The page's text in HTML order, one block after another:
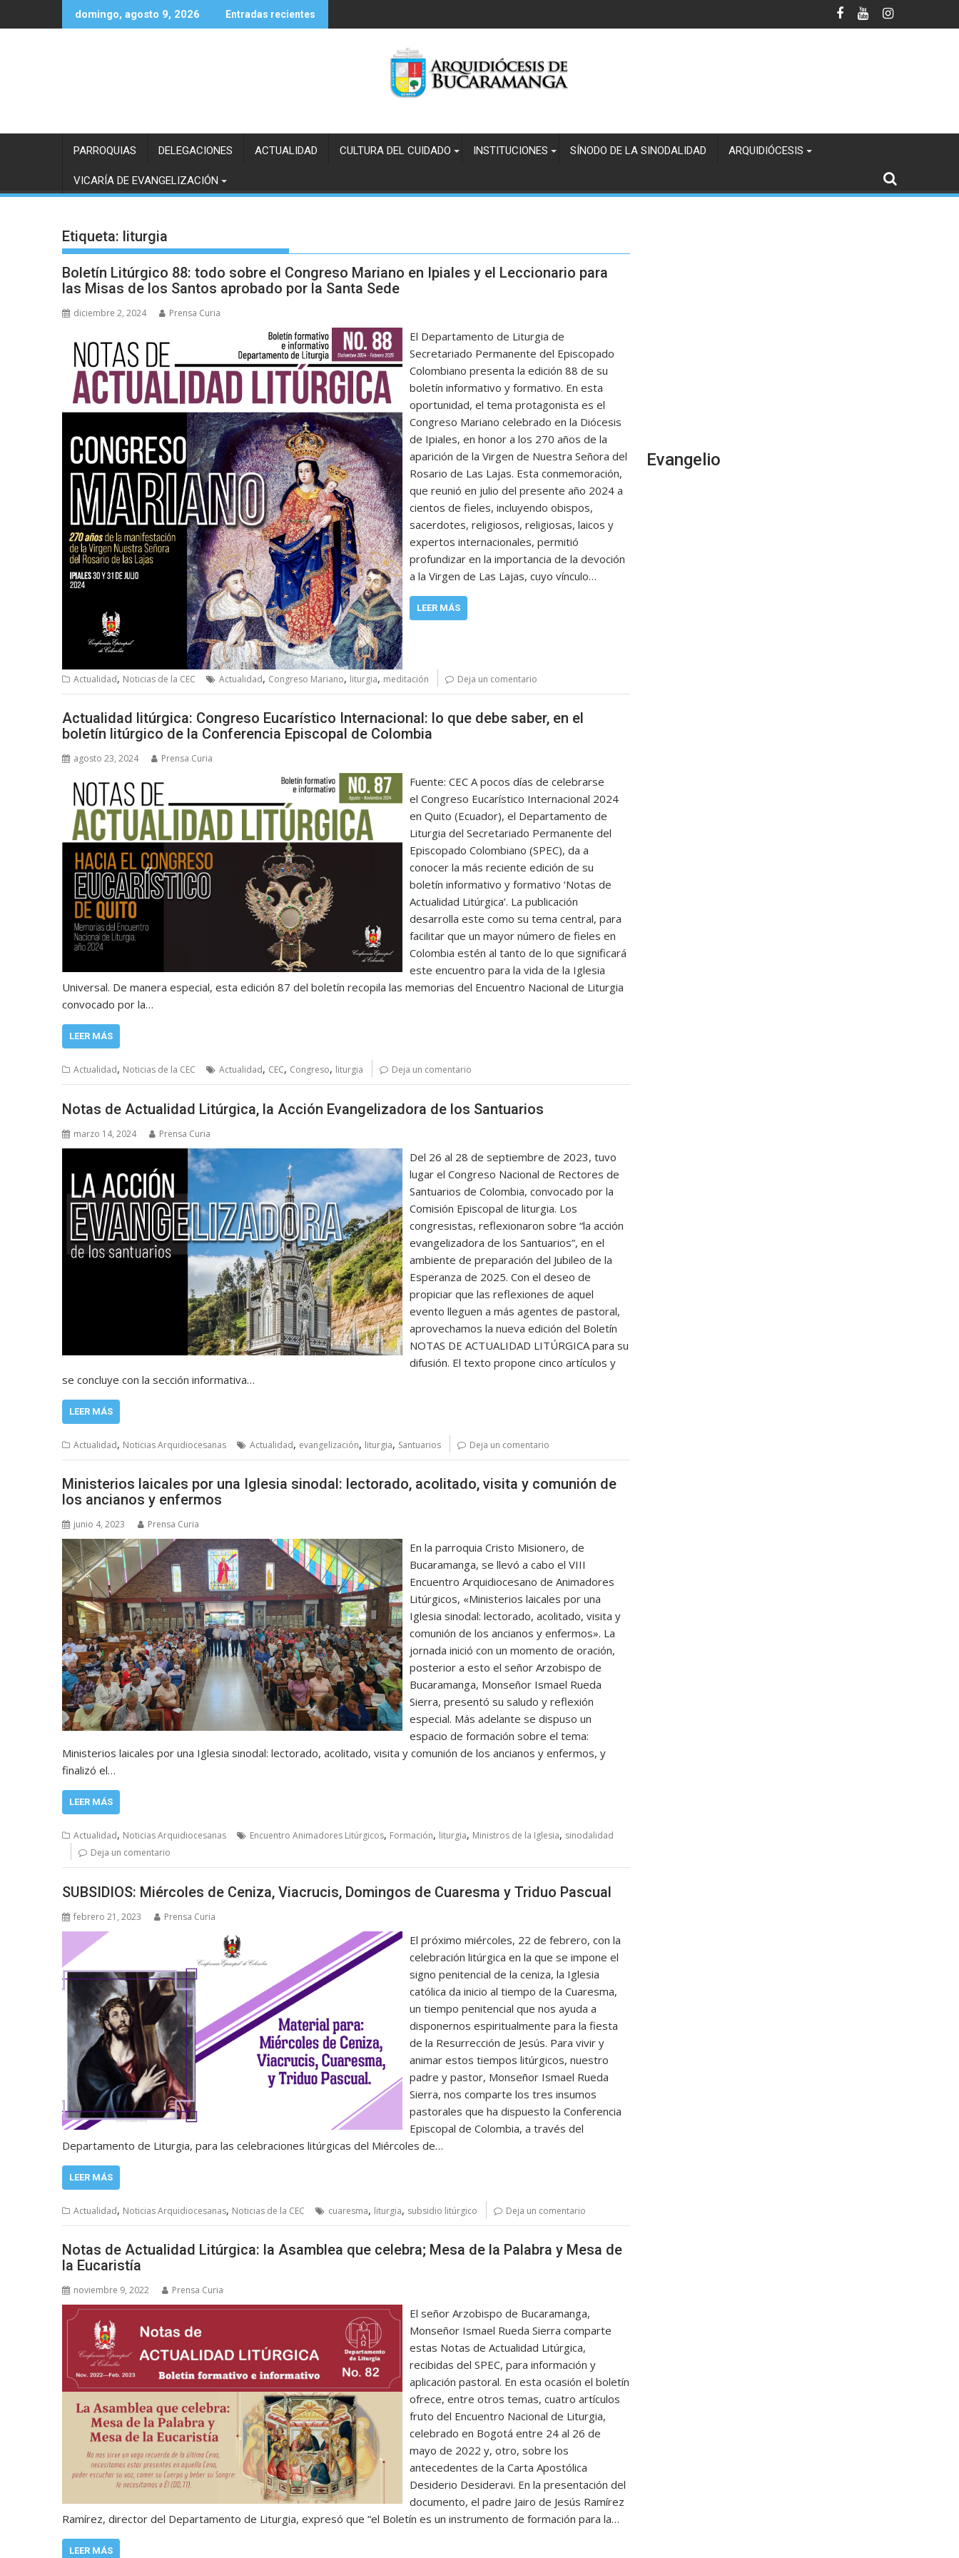
al
domingo, agosto 9, 2026 Entradas recientes
PARROQUIAS DELEGACIONES ACTUALIDAD CULTURA DEL CUIDADO INSTITUCIONES SÍNODO DE LA SINODALIDAD ARQUIDIÓCESIS
VICARÍA DE EVANGELIZACIÓN
Etiqueta: liturgia
Boletín Litúrgico 88: todo sobre el Congreso Mariano en Ipiales y el Leccionario para
las Misas de los Santos aprobado por la Santa Sede
diciembre 2, 2024 Prensa Curia
El Departamento de Liturgia de
Secretariado Permanente del Episcopado
Colombiano presenta la edición 88 de su
boletín informativo y formativo. En esta
oportunidad, el tema protagonista es el
Congreso Mariano celebrado en la Diócesis
de Ipiales, en honor a los 270 años de la
aparición de la Virgen de Nuestra Señora del
Rosario de Las Lajas. Esta conmemoración,
que reunió en julio del presente año 2024 a
cientos de fieles, incluyendo obispos,
sacerdotes, religiosos, religiosas, laicos y
expertos internacionales, permitió
profundizar en la importancia de la devoción
a la Virgen de Las Lajas, cuyo vínculo…
LEER MÁS
Actualidad, Noticias de la CEC Actualidad, Congreso Mariano, liturgia, meditación Deja un comentario
Actualidad litúrgica: Congreso Eucarístico Internacional: lo que debe saber, en el
boletín litúrgico de la Conferencia Episcopal de Colombia
agosto 23, 2024 Prensa Curia
Fuente: CEC A pocos días de celebrarse
el Congreso Eucarístico Internacional 2024
en Quito (Ecuador), el Departamento de
Liturgia del Secretariado Permanente del
Episcopado Colombiano (SPEC), da a
conocer la más reciente edición de su
boletín informativo y formativo ‘Notas de
Actualidad Litúrgica’. La publicación
desarrolla este como su tema central, para
facilitar que un mayor número de fieles en
Colombia estén al tanto de lo que significará
este encuentro para la vida de la Iglesia
Universal. De manera especial, esta edición 87 del boletín recopila las memorias del Encuentro Nacional de Liturgia
convocado por la…
LEER MÁS
Actualidad, Noticias de la CEC Actualidad, CEC, Congreso, liturgia Deja un comentario
Notas de Actualidad Litúrgica, la Acción Evangelizadora de los Santuarios
marzo 14, 2024 Prensa Curia
Del 26 al 28 de septiembre de 2023, tuvo
lugar el Congreso Nacional de Rectores de
Santuarios de Colombia, convocado por la
Comisión Episcopal de liturgia. Los
congresistas, reflexionaron sobre “la acción
evangelizadora de los Santuarios”, en el
ambiente de preparación del Jubileo de la
Esperanza de 2025. Con el deseo de
propiciar que las reflexiones de aquel
evento lleguen a más agentes de pastoral,
aprovechamos la nueva edición del Boletín
NOTAS DE ACTUALIDAD LITÚRGICA para su
difusión. El texto propone cinco artículos y
se concluye con la sección informativa…
LEER MÁS
Actualidad, Noticias Arquidiocesanas Actualidad, evangelización, liturgia, Santuarios Deja un comentario
Ministerios laicales por una Iglesia sinodal: lectorado, acolitado, visita y comunión de
los ancianos y enfermos
junio 4, 2023 Prensa Curia
En la parroquia Cristo Misionero, de
Bucaramanga, se llevó a cabo el VIII
Encuentro Arquidiocesano de Animadores
Litúrgicos, «Ministerios laicales por una
Iglesia sinodal: lectorado, acolitado, visita y
comunión de los ancianos y enfermos». La
jornada inició con un momento de oración,
posterior a esto el señor Arzobispo de
Bucaramanga, Monseñor Ismael Rueda
Sierra, presentó su saludo y reflexión
especial. Más adelante se dispuso un
espacio de formación sobre el tema:
Ministerios laicales por una Iglesia sinodal: lectorado, acolitado, visita y comunión de los ancianos y enfermos, y
finalizó el…
LEER MÁS
Actualidad, Noticias Arquidiocesanas Encuentro Animadores Litúrgicos, Formación, liturgia, Ministros de la Iglesia, sinodalidad
Deja un comentario
SUBSIDIOS: Miércoles de Ceniza, Viacrucis, Domingos de Cuaresma y Triduo Pascual
febrero 21, 2023 Prensa Curia
El próximo miércoles, 22 de febrero, con la
celebración litúrgica en la que se impone el
signo penitencial de la ceniza, la Iglesia
católica da inicio al tiempo de la Cuaresma,
un tiempo penitencial que nos ayuda a
disponernos espiritualmente para la fiesta
de la Resurrección de Jesús. Para vivir y
animar estos tiempos litúrgicos, nuestro
padre y pastor, Monseñor Ismael Rueda
Sierra, nos comparte los tres insumos
pastorales que ha dispuesto la Conferencia
Episcopal de Colombia, a través del
Departamento de Liturgia, para las celebraciones litúrgicas del Miércoles de…
LEER MÁS
Actualidad, Noticias Arquidiocesanas, Noticias de la CEC cuaresma, liturgia, subsidio litúrgico Deja un comentario
Notas de Actualidad Litúrgica: la Asamblea que celebra; Mesa de la Palabra y Mesa de
la Eucaristía
noviembre 9, 2022 Prensa Curia
El señor Arzobispo de Bucaramanga,
Monseñor Ismael Rueda Sierra comparte
estas Notas de Actualidad Litúrgica,
recibidas del SPEC, para información y
aplicación pastoral. En esta ocasión el boletín
ofrece, entre otros temas, cuatro artículos
fruto del Encuentro Nacional de Liturgia,
celebrado en Bogotá entre 24 al 26 de
mayo de 2022 y, otro, sobre los
antecedentes de la Carta Apostólica
Desiderio Desideravi. En la presentación del
documento, el padre Jairo de Jesús Ramírez
Ramírez, director del Departamento de Liturgia, expresó que “el Boletín es un instrumento de formación para la…
LEER MÁS
Evangelio